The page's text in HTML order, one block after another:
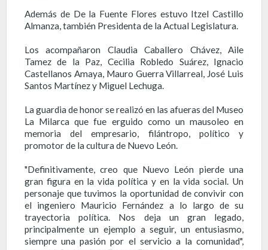
Además de De la Fuente Flores estuvo Itzel Castillo
Almanza, también Presidenta de la Actual Legislatura.
Los acompañaron Claudia Caballero Chávez, Aile
Tamez de la Paz, Cecilia Robledo Suárez, Ignacio
Castellanos Amaya, Mauro Guerra Villarreal, José Luis
Santos Martínez y Miguel Lechuga.
La guardia de honor se realizó en las afueras del Museo
La Milarca que fue erguido como un mausoleo en
memoria del empresario, filántropo, político y
promotor de la cultura de Nuevo León.
"Definitivamente, creo que Nuevo León pierde una
gran figura en la vida política y en la vida social. Un
personaje que tuvimos la oportunidad de convivir con
el ingeniero Mauricio Fernández a lo largo de su
trayectoria política. Nos deja un gran legado,
principalmente un ejemplo a seguir, un entusiasmo,
siempre una pasión por el servicio a la comunidad",